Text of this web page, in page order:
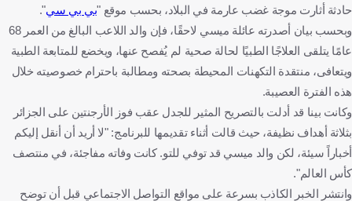
حادثة أثارت موجة غضب عارمة في البلاد، بحسب موقع "بي بي سي".
وبحسب بيان أصدرته عائلة ميسي لاحقًا، فإن والد اللاعب البالغ من العمر 68
عامًا يتلقى العلاجًا الطبيًا لحالة صحية لم يُفصح عنها، ويخضع للمتابعة الطبية
ويتعافى، منتقدة التكهنات المحيطة بصحته ومطالبة باحترام خصوصيته خلال
هذه الفترة العصيبة.
وكانت بينا قد أدلت بالتصريح المثير للجدل عقب فوز الأرجنتين على الجزائر
بثلاثة أهداف نظيفة، حيث قالت أثناء تقديمها للبرنامج: "لا أريد أن أنقل إليكم
أخباراً سيئة، لكن والد ميسي قد توفي للتو. كانت وفاته مفاجئة، في منتصف
كأس العالم".
وانتشر الخبر الكاذب بسرعة على مواقع التواصل الاجتماعي قبل أن توضح